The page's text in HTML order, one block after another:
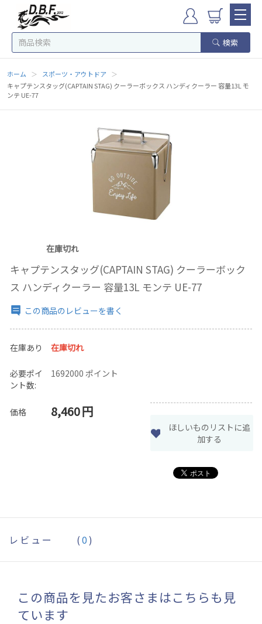
検索
ホーム ＞ スポーツ・アウトドア ＞
キャプテンスタッグ(CAPTAIN STAG) クーラーボックス ハンディクーラー 容量13L モ
ンテ UE-77
在庫切れ
キャプテンスタッグ(CAPTAIN STAG) クーラーボック
ス ハンディクーラー 容量13L モンテ UE-77
この商品のレビューを書く
在庫あり 在庫切れ
必要ポイ
ント数:
1692000 ポイント
価格 8,460円
ほしいものリストに追
加する
レビュー (0)
この商品を見たお客さまはこちらも見
ています